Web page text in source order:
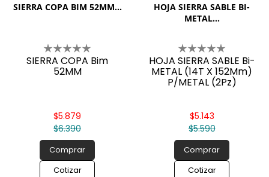
SIERRA COPA BIM 52MM...
SIERRA COPA Bim
52MM
$6.390
$5.879
Comprar
Cotizar
HOJA SIERRA SABLE BI-
METAL...
HOJA SIERRA SABLE Bi-
METAL (14T X 152Mm)
P/METAL (2Pz)
$5.590
$5.143
Comprar
Cotizar